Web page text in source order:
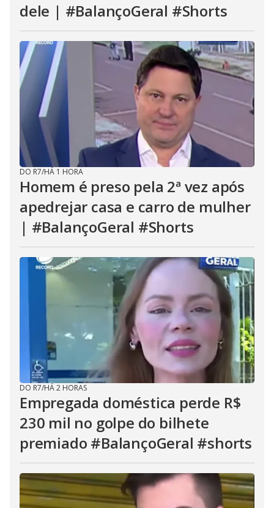
dele | #BalançoGeral #Shorts
DO R7/HÁ 1 HORA
Homem é preso pela 2ª vez após
apedrejar casa e carro de mulher
| #BalançoGeral #Shorts
DO R7/HÁ 2 HORAS
Empregada doméstica perde R$
230 mil no golpe do bilhete
premiado #BalançoGeral #shorts